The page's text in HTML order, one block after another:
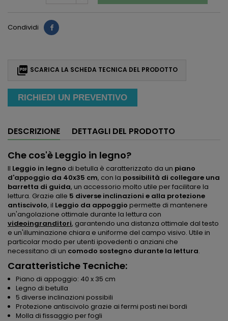
Condividi
 SCARICA LA SCHEDA TECNICA DEL PRODOTTO
RICHIEDI UN PREVENTIVO
DESCRIZIONE DETTAGLI DEL PRODOTTO
Che cos'è Leggio in legno?
Il Leggio in legno di betulla è caratterizzato da un piano
d'appoggio da 40x35 cm, con la possibilità di collegare una
barretta di guida, un accessorio molto utile per facilitare la
lettura. Grazie alle 5 diverse inclinazioni e alla protezione
antiscivolo, il Leggio da appoggio permette di mantenere
un'angolazione ottimale durante la lettura con
videoingranditori, garantendo una distanza ottimale dal testo
e un'illuminazione chiara e uniforme del campo visivo. Utile in
particolar modo per utenti ipovedenti o anziani che
necessitano di un comodo sostegno durante la lettura.
Caratteristiche Tecniche:
Piano di appoggio: 40 x 35 cm
Legno di betulla
5 diverse inclinazioni possibili
Protezione antiscivolo grazie ai fermi posti nei bordi
Molla di fissaggio per fogli